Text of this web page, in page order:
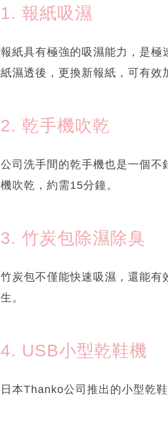
1. 報紙吸濕
報紙具有極強的吸濕能力，是極
紙濕透後，更換新報紙，可有效
2. 乾手機吹乾
公司洗手間的乾手機也是一個
機吹乾，約需15分鐘。
3. 竹炭包除濕除臭
竹炭包不僅能快速吸濕，還能
生。
4. USB小型乾鞋機
日本Thanko公司推出的小型乾